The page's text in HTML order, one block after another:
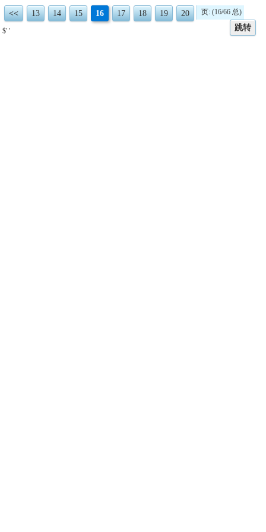
<< 13 14 15 16 17 18 19 20 页: (16/66 总)
跳转
$' '